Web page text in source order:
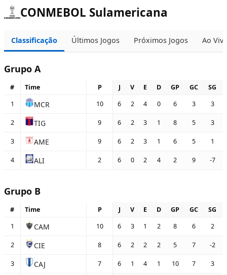
CONMEBOL Sulamericana
Classificação Últimos Jogos Próximos Jogos Ao
Grupo A
# Time P J V E D GP GC
SG
1
MCR 10 6 2 4 0 6 3 3
2 TIG 9 6 2 3 1 8 5 3
3 AME 9 6 2 3 1 6 5 1
4 ALI 2 6 0 2 4 2 9 -7
Grupo B
# Time P J V E D GP GC
SG
1
CAM 10 6 3 1 2 8 6 2
2 CIE 8 6 2 2 2 5 7 -2
3 CAJ 7 6 1 4 1 10 7 3